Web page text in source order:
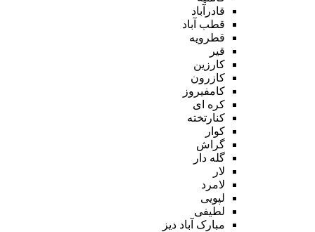
قادرآباد
قطب آباد
قطرویه
قیر
کارزین
کازرون
کامفیروز
کره ای
کنارتخته
کوار
گراش
گله دار
لار
لامرد
لپویی
لطیفی
مبارک آباد دیز